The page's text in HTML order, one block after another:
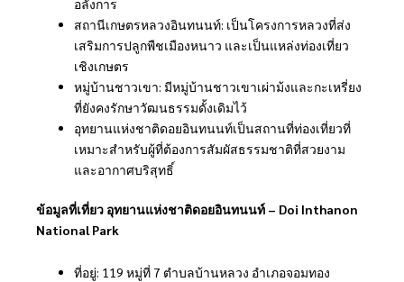
อลังการ
สถานีเกษตรหลวงอินทนนท์: เป็นโครงการหลวงที่ส่ง
เสริมการปลูกพืชเมืองหนาว และเป็นแหล่งท่องเที่ยว
เชิงเกษตร
หมู่บ้านชาวเขา: มีหมู่บ้านชาวเขาเผ่าม้งและกะเหรี่ยง
ที่ยังคงรักษาวัฒนธรรมดั้งเดิมไว้
อุทยานแห่งชาติดอยอินทนนท์เป็นสถานที่ท่องเที่ยวที่
เหมาะสำหรับผู้ที่ต้องการสัมผัสธรรมชาติที่สวยงาม
และอากาศบริสุทธิ์
ข้อมูลที่เที่ยว อุทยานแห่งชาติดอยอินทนนท์ – Doi Inthanon
National Park
ที่อยู่: 119 หมู่ที่ 7 ตำบลบ้านหลวง อำเภอจอมทอง